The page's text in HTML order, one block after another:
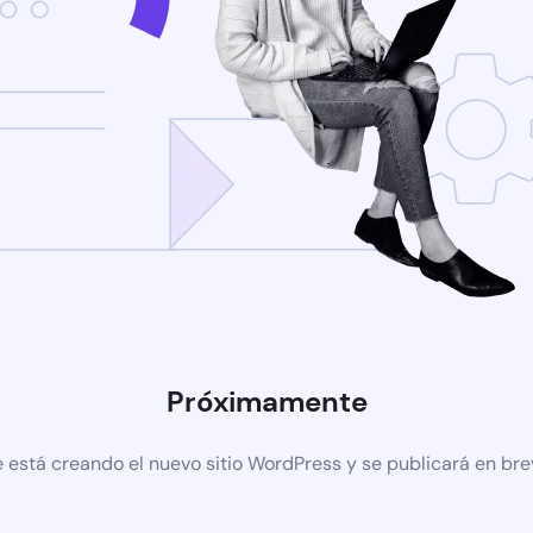
Próximamente
está creando el nuevo sitio WordPress y se publicará en